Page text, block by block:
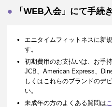
「WEB入会」にて手続
エニタイムフィットネスに新
す。
初期費用のお支払いは、お手
JCB、American Express、
しくはこれらのブランドのデ
い。
未成年の方のよくある質問は